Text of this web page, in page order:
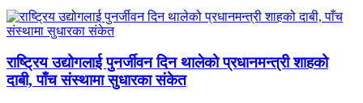
राष्ट्रिय उद्योगलाई पुनर्जीवन दिन थालेको प्रधानमन्त्री शाहको
दाबी, पाँच संस्थामा सुधारका संकेत